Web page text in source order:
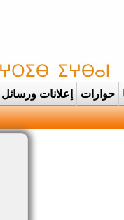
حوارات إعلانات ورسائل